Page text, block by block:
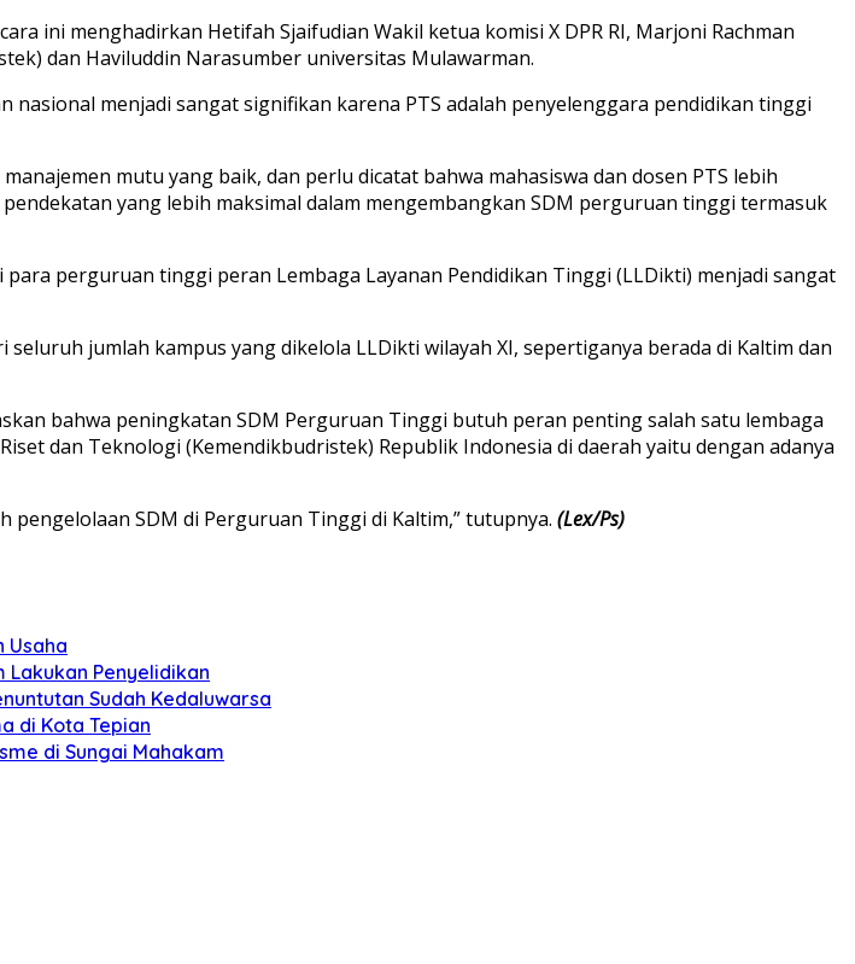
ini menghadirkan Hetifah Sjaifudian Wakil ketua komisi X DPR RI, Marjoni Rachman
dan Haviluddin Narasumber universitas Mulawarman.
menjadi sangat signifikan karena PTS adalah penyelenggara pendidikan tinggi
mutu yang baik, dan perlu dicatat bahwa mahasiswa dan dosen PTS lebih
yang lebih maksimal dalam mengembangkan SDM perguruan tinggi termasuk
perguruan tinggi peran Lembaga Layanan Pendidikan Tinggi (LLDikti) menjadi sangat
jumlah kampus yang dikelola LLDikti wilayah XI, sepertiganya berada di Kaltim dan
bahwa peningkatan SDM Perguruan Tinggi butuh peran penting salah satu lembaga
dan Teknologi (Kemendikbudristek) Republik Indonesia di daerah yaitu dengan adanya
SDM di Perguruan Tinggi di Kaltim,” tutupnya. (Lex/Ps)
Usaha
Lakukan Penyelidikan
Sudah Kedaluwarsa
di Kota Tepian
di Sungai Mahakam